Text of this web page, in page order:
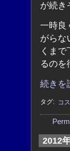
が続き
一時良
がらな
くま
るのを
続きを
タグ: コ
2012